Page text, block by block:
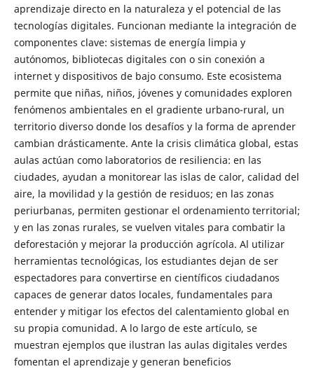
aprendizaje directo en la naturaleza y el potencial de las
tecnologías digitales. Funcionan mediante la integración de
componentes clave: sistemas de energía limpia y
autónomos, bibliotecas digitales con o sin conexión a
internet y dispositivos de bajo consumo. Este ecosistema
permite que niñas, niños, jóvenes y comunidades exploren
fenómenos ambientales en el gradiente urbano-rural, un
territorio diverso donde los desafíos y la forma de aprender
cambian drásticamente. Ante la crisis climática global, estas
aulas actúan como laboratorios de resiliencia: en las
ciudades, ayudan a monitorear las islas de calor, calidad del
aire, la movilidad y la gestión de residuos; en las zonas
periurbanas, permiten gestionar el ordenamiento territorial;
y en las zonas rurales, se vuelven vitales para combatir la
deforestación y mejorar la producción agrícola. Al utilizar
herramientas tecnológicas, los estudiantes dejan de ser
espectadores para convertirse en científicos ciudadanos
capaces de generar datos locales, fundamentales para
entender y mitigar los efectos del calentamiento global en
su propia comunidad. A lo largo de este artículo, se
muestran ejemplos que ilustran las aulas digitales verdes
fomentan el aprendizaje y generan beneficios